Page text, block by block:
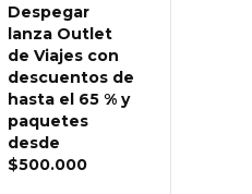
Despegar
lanza Outlet
de Viajes con
descuentos de
hasta el 65 % y
paquetes
desde
$500.000